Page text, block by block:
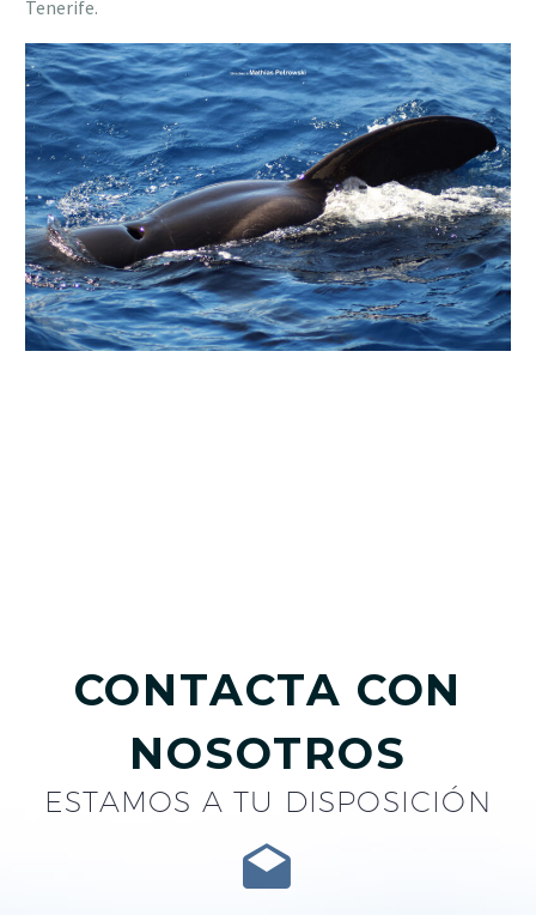
Tenerife.
CONTACTA CON
NOSOTROS
ESTAMOS A TU DISPOSICIÓN

